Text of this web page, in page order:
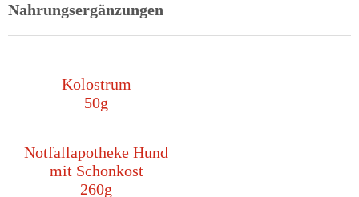
Nahrungsergänzungen
Kolostrum
50g
Notfallapotheke Hund
mit Schonkost
260g